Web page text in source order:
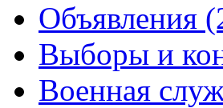
Объявления
Выборы и
Военная